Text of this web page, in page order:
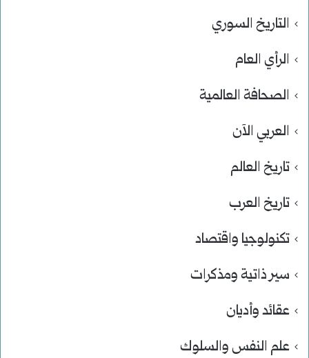
التاريخ السوري
الرأي العام
الصحافة العالمية
العربي الآن
تاريخ العالم
تاريخ العرب
تكنولوجيا واقتصاد
سير ذاتية ومذكرات
عقائد وأديان
علم النفس والسلوك